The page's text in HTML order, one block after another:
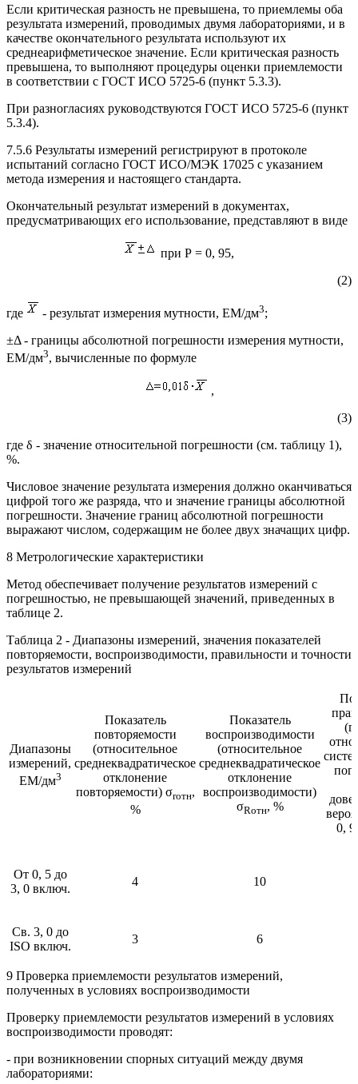
Если критическая разность не превышена, то приемлемы оба
результата измерений, проводимых двумя лабораториями, и в
качестве окончательного результата используют их
среднеарифметическое значение. Если критическая разность
превышена, то выполняют процедуры оценки приемлемости
в соответствии с ГОСТ ИСО 5725-6 (пункт 5.3.3).
При разногласиях руководствуются ГОСТ ИСО 5725-6 (пункт
5.3.4).
7.5.6 Результаты измерений регистрируют в протоколе
испытаний согласно ГОСТ ИСО/МЭК 17025 с указанием
метода измерения и настоящего стандарта.
Окончательный результат измерений в документах,
предусматривающих его использование, представляют в виде
при Р = 0, 95,
(2)
где - результат измерения мутности, EM/дм3;
±Δ - границы абсолютной погрешности измерения мутности,
EM/дм3, вычисленные по формуле
,
(3)
где δ - значение относительной погрешности (см. таблицу 1),
%.
Числовое значение результата измерения должно оканчиваться
цифрой того же разряда, что и значение границы абсолютной
погрешности. Значение границ абсолютной погрешности
выражают числом, содержащим не более двух значащих цифр.
8 Метрологические характеристики
Метод обеспечивает получение результатов измерений с
погрешностью, не превышающей значений, приведенных в
таблице 2.
Таблица 2 - Диапазоны измерений, значения показателей
повторяемости, воспроизводимости, правильности и точности
результатов измерений
Диапазоны
измерений,
EM/дм3
Показатель
повторяемости
(относительное
среднеквадратическое
отклонение
повторяемости) σrотн,
%
Показатель
воспроизводимости
(относительное
среднеквадратическое
отклонение
воспроизводимости)
σRотн, %
0,
От 0, 5 до
3, 0 включ.
4 10
Св. 3, 0 до
ISO включ.
3 6
9 Проверка приемлемости результатов измерений,
полученных в условиях воспроизводимости
Проверку приемлемости результатов измерений в условиях
воспроизводимости проводят:
- при возникновении спорных ситуаций между двумя
лабораториями: